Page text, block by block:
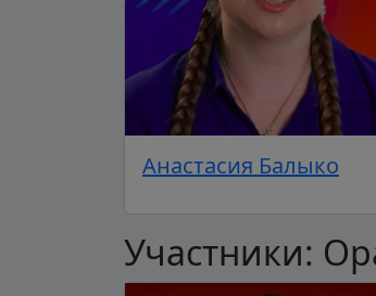
Анастасия Балыко
Участники: